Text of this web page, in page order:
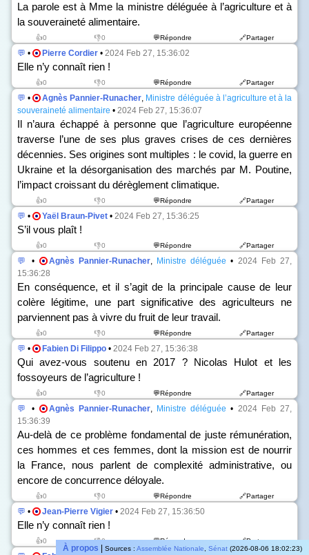
La parole est à Mme la ministre déléguée à l’agriculture et à
la souveraineté alimentaire.
👍0 👎0 💬Répondre 🔗Partager
💬 • Pierre Cordier • 2024 Feb 27, 15:36:02
Elle n’y connaît rien !
👍0 👎0 💬Répondre 🔗Partager
💬 • Agnès Pannier-Runacher, Ministre déléguée à l’agriculture et à la
souveraineté alimentaire • 2024 Feb 27, 15:36:07
Il n’aura échappé à personne que l’agriculture européenne
traverse l’une de ses plus graves crises de ces dernières
décennies. Ses origines sont multiples : le covid, la guerre en
Ukraine et la désorganisation des marchés par M. Poutine,
l’impact croissant du dérèglement climatique.
👍0 👎0 💬Répondre 🔗Partager
💬 • Yaël Braun-Pivet • 2024 Feb 27, 15:36:25
S’il vous plaît !
👍0 👎0 💬Répondre 🔗Partager
💬 • Agnès Pannier-Runacher, Ministre déléguée • 2024 Feb 27,
15:36:28
En conséquence, et il s’agit de la principale cause de leur
colère légitime, une part significative des agriculteurs ne
parviennent pas à vivre du fruit de leur travail.
👍0 👎0 💬Répondre 🔗Partager
💬 • Fabien Di Filippo • 2024 Feb 27, 15:36:38
Qui avez-vous soutenu en 2017 ? Nicolas Hulot et les
fossoyeurs de l’agriculture !
👍0 👎0 💬Répondre 🔗Partager
💬 • Agnès Pannier-Runacher, Ministre déléguée • 2024 Feb 27,
15:36:39
Au-delà de ce problème fondamental de juste rémunération,
ces hommes et ces femmes, dont la mission est de nourrir
la France, nous parlent de complexité administrative, ou
encore de concurrence déloyale.
👍0 👎0 💬Répondre 🔗Partager
💬 • Jean-Pierre Vigier • 2024 Feb 27, 15:36:50
Elle n’y connaît rien !
👍0 👎0 💬Répondre 🔗Partager
À propos Sources : Assemblée Nationale Sénat (2026-08-06 18:02:23)